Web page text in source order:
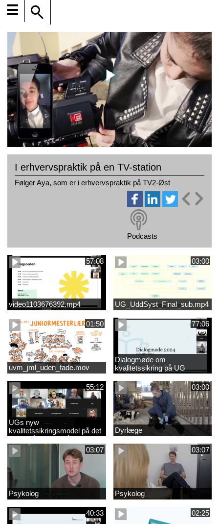
☰
I erhvervspraktik på en TV-station
Følger Aya, som er i erhvervspraktik på TV2-Øst
Podcasts
57:08
video1103676392.mp4
03:00
UG_UddSyst_Final_sub.mp4
01:50
uvm_jml_uden_fade.mov
77:06
Dialogmøde om
kvalitetssikring på UG
55:12
UGs nyw
kvalitetssikringsmodel på det
videregående område
03:00
Dyrlæge
03:07
Psykolog
03:07
Psykolog
40:33 02:25